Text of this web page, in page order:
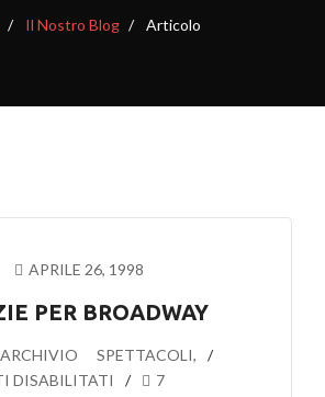
Il Nostro Blog Articolo
APRILE 26, 1998
PER BROADWAY
ARCHIVIO ,
SPETTACOLI
DISABILITATI
7